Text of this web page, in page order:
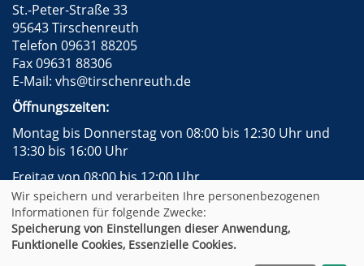
St.-Peter-Straße 33
95643 Tirschenreuth
Telefon 09631 88205
Fax 09631 88306
E-Mail: vhs@tirschenreuth.de
Öffnungszeiten:
Montag bis Donnerstag von 08:00 bis 12:30 Uhr und
13:30 bis 16:00 Uhr
Freitag von 08:00 bis 12:00 Uhr
Facebook
Instagram
Impressum
AGB
Datenschutzerklärung
Widerrufsformular
Newsletter
Sitemap
Wir speichern und verarbeiten Ihre personenbezogenen
Informationen für folgende Zwecke:
Speicherung von Einstellungen dieser Anwendung,
Funktionelle Cookies, Essenzielle Cookies.